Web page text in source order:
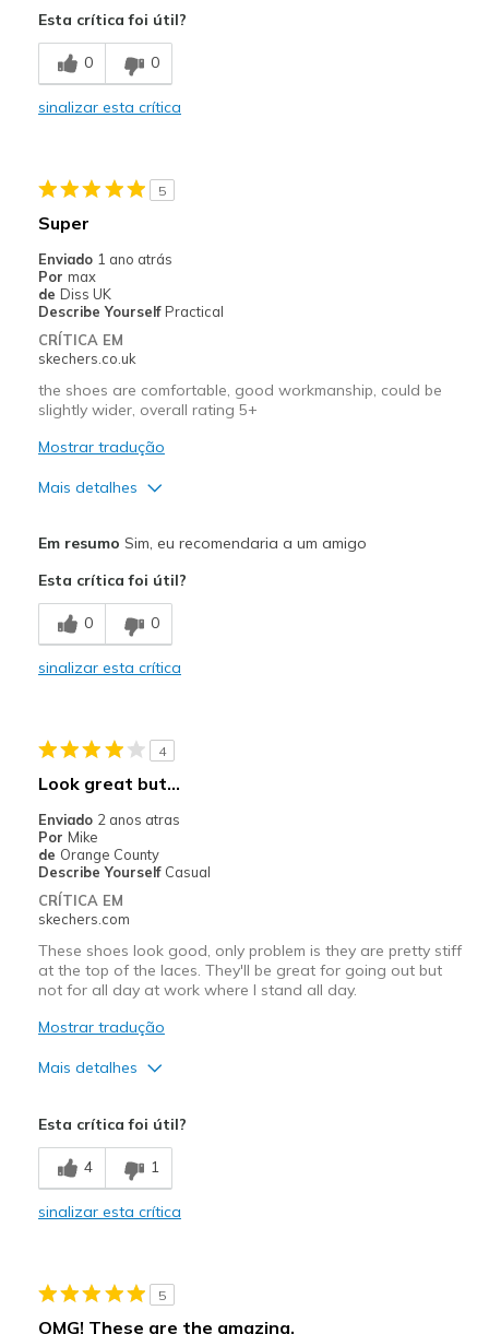
Esta crítica foi útil?
0 0
sinalizar esta crítica
5
Super
Enviado 1 ano atrás
Por max
de Diss UK
Describe Yourself Practical
CRÍTICA EM
skechers.co.uk
the shoes are comfortable, good workmanship, could be
slightly wider, overall rating 5+
Mostrar tradução
Mais detalhes
Breathe Well
Comfortable
Special Occasions
Travel
Sizing
Feels true to size
View On Shoes
I'm Really Into Shoes
Em resumo Sim, eu recomendaria a um amigo
Esta crítica foi útil?
0 0
sinalizar esta crítica
4
Look great but…
Enviado 2 anos atras
Por Mike
de Orange County
Describe Yourself Casual
CRÍTICA EM
skechers.com
These shoes look good, only problem is they are pretty stiff
at the top of the laces. They'll be great for going out but
not for all day at work where I stand all day.
Mostrar tradução
Mais detalhes
Contras
Poor Cushioning
Casual Wear
Esta crítica foi útil?
4 1
sinalizar esta crítica
5
OMG! These are the amazing.